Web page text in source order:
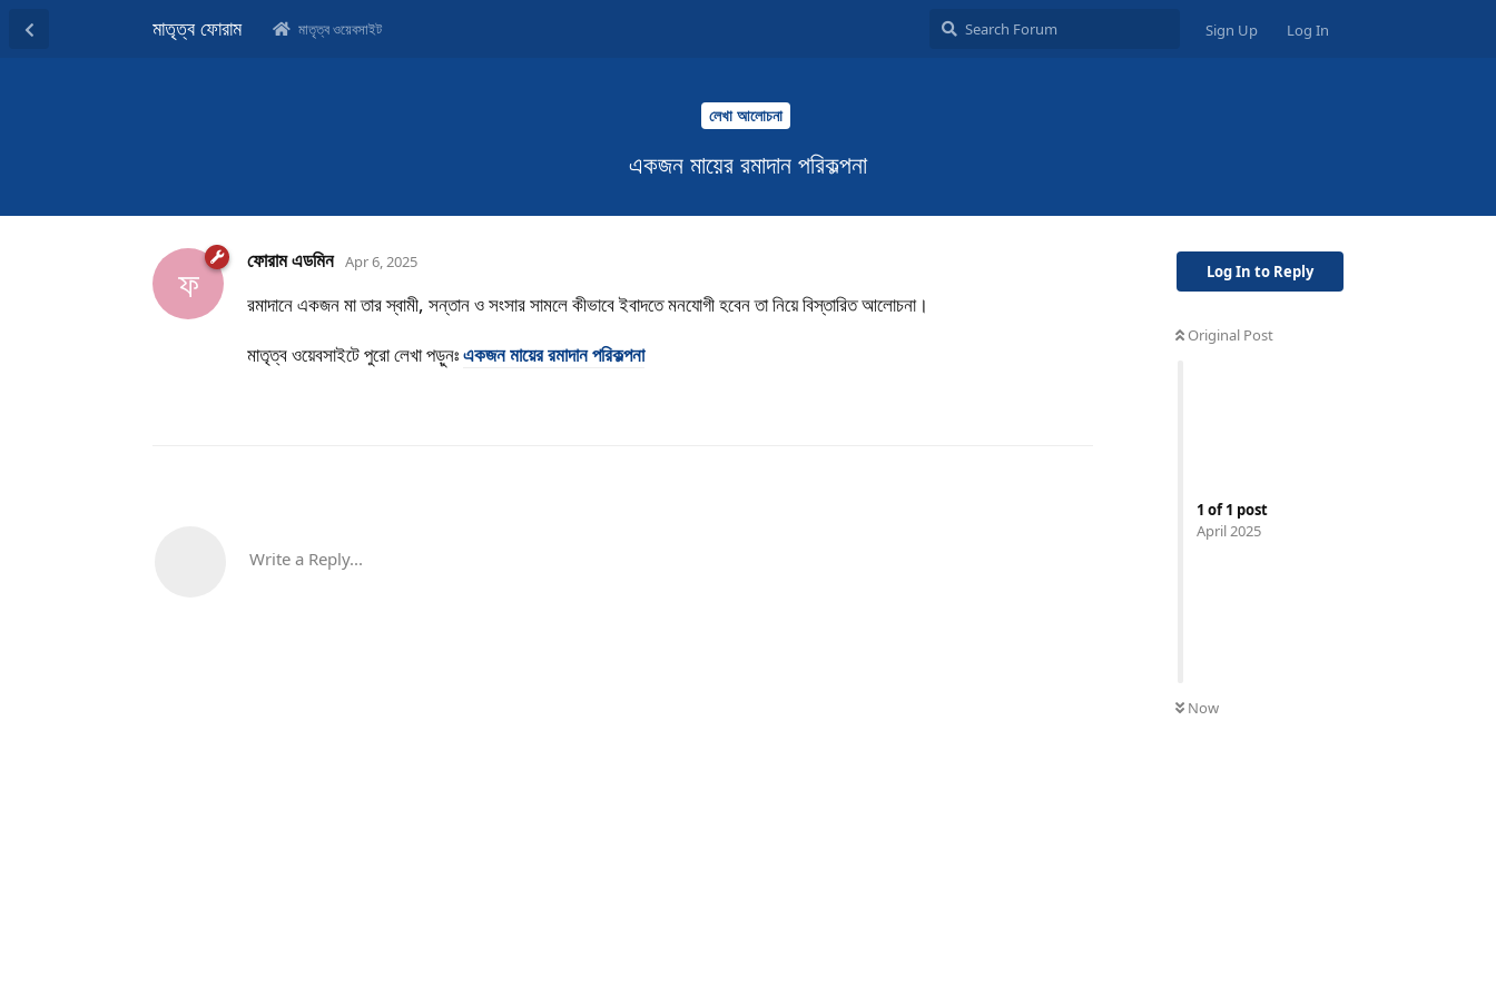
মাতৃত্ব ফোরাম মাতৃত্ব ওয়েবসাইট Sign Up Log In
লেখা আলোচনা
একজন মায়ের রমাদান পরিকল্পনা
Log In to Reply
Original Post
1 of1 post
April 2025
Now
ফ ফোরাম এডমিন Apr 6, 2025
রমাদানে একজন মা তার স্বামী, সন্তান ও সংসার সামলে কীভাবে ইবাদতে মনযোগী হবেন তা নিয়ে বিস্তারিত আলোচনা।
মাতৃত্ব ওয়েবসাইটে পুরো লেখা পড়ুনঃএকজন মায়ের রমাদান পরিকল্পনা
Write a Reply...